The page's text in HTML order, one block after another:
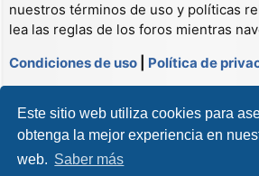
Este sitio web utiliza cookies para
obtenga la mejor experiencia en
web. Saber más
nuestros términos de uso y políticas
lea las reglas de los foros mientras
Condiciones de uso
Política de
Registrarse
Inicio (Web) Foro Punta de Lanza Wargames